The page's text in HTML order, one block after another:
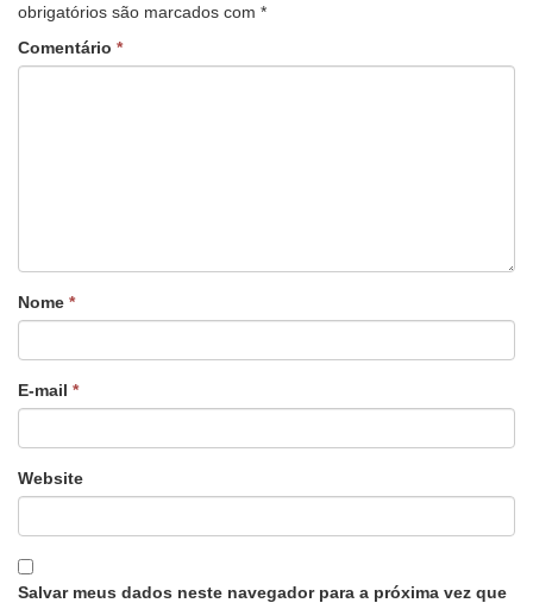
obrigatórios são marcados com *
Comentário *
Nome *
E-mail *
Website
Salvar meus dados neste navegador para a próxima vez que